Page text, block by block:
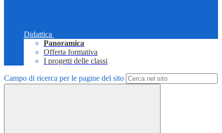
Didattica
Panoramica
Offerta formativa
I progetti delle classi
Campo di ricerca per le pagine del sito